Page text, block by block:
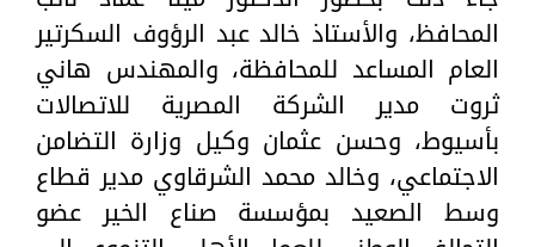
المحافظ، والأستاذ خالد عبد الرؤوف السكرتير
العام المساعد للمحافظة، والمهندس هاني
ثروت مدير الشركة المصرية للاتصالات
بأسيوط، وحسن عثمان وكيل وزارة التضامن
الاجتماعي، وخالد محمد الشرقاوي مدير قطاع
وسط الصعيد بمؤسسة صناع الخير عضو